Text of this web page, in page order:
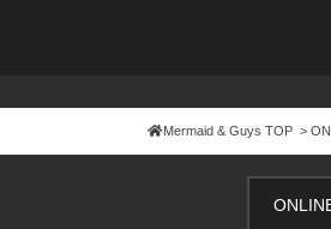
Mermaid & Guys TOP >